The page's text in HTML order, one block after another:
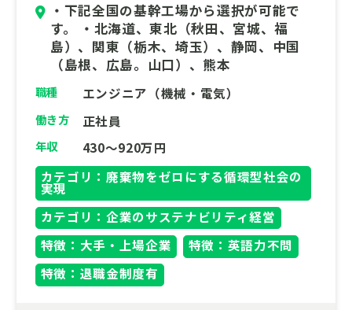
・下記全国の基幹工場から選択が可能で
す。 ・北海道、東北（秋田、宮城、福
島）、関東（栃木、埼玉）、静岡、中国
（島根、広島。山口）、熊本
職種 エンジニア（機械・電気）
働き方 正社員
年収
430～920万円
カテゴリ：廃棄物をゼロにする循環型社会の
実現
カテゴリ：企業のサステナビリティ経営
特徴：大手・上場企業
特徴：英語力不問
特徴：退職金制度有